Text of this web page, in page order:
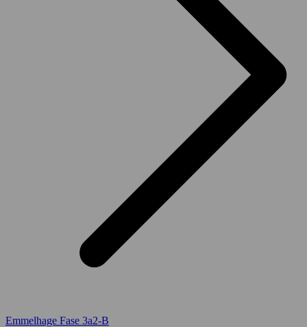
Emmelhage Fase 3a2-B